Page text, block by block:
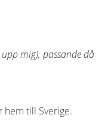
mig), passande då
hem till Sverige.